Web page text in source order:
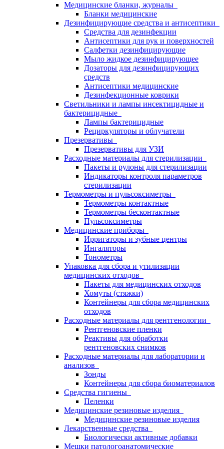
Медицинские бланки, журналы
Бланки медицинские
Дезинфицирующие средства и антисептики
Средства для дезинфекции
Антисептики для рук и поверхностей
Салфетки дезинфицирующие
Мыло жидкое дезинфицирующее
Дозаторы для дезинфицирующих
средств
Антисептики медицинские
Дезинфекционные коврики
Светильники и лампы инсектицидные и
бактерицидные
Лампы бактерицидные
Рециркуляторы и облучатели
Презервативы
Презервативы для УЗИ
Расходные материалы для стерилизации
Пакеты и рулоны для стерилизации
Индикаторы контроля параметров
стерилизации
Термометры и пульсоксиметры
Термометры контактные
Термометры бесконтактные
Пульсоксиметры
Медицинские приборы
Ирригаторы и зубные центры
Ингаляторы
Тонометры
Упаковка для сбора и утилизации
медицинских отходов
Пакеты для медицинских отходов
Хомуты (стяжки)
Контейнеры для сбора медицинских
отходов
Расходные материалы для рентгенологии
Рентгеновские пленки
Реактивы для обработки
рентгеновских снимков
Расходные материалы для лаборатории и
анализов
Зонды
Контейнеры для сбора биоматериалов
Средства гигиены
Пеленки
Медицинские резиновые изделия
Медицинские резиновые изделия
Лекарственные средства
Биологически активные добавки
Мешки патологоанатомические